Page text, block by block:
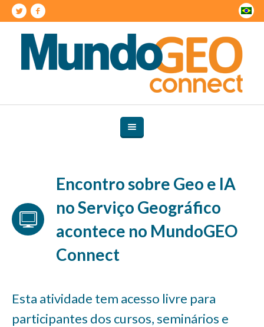
Encontro sobre Geo e IA
no Serviço Geográfico
acontece no MundoGEO
Connect
Esta atividade tem acesso livre para
participantes dos cursos, seminários e